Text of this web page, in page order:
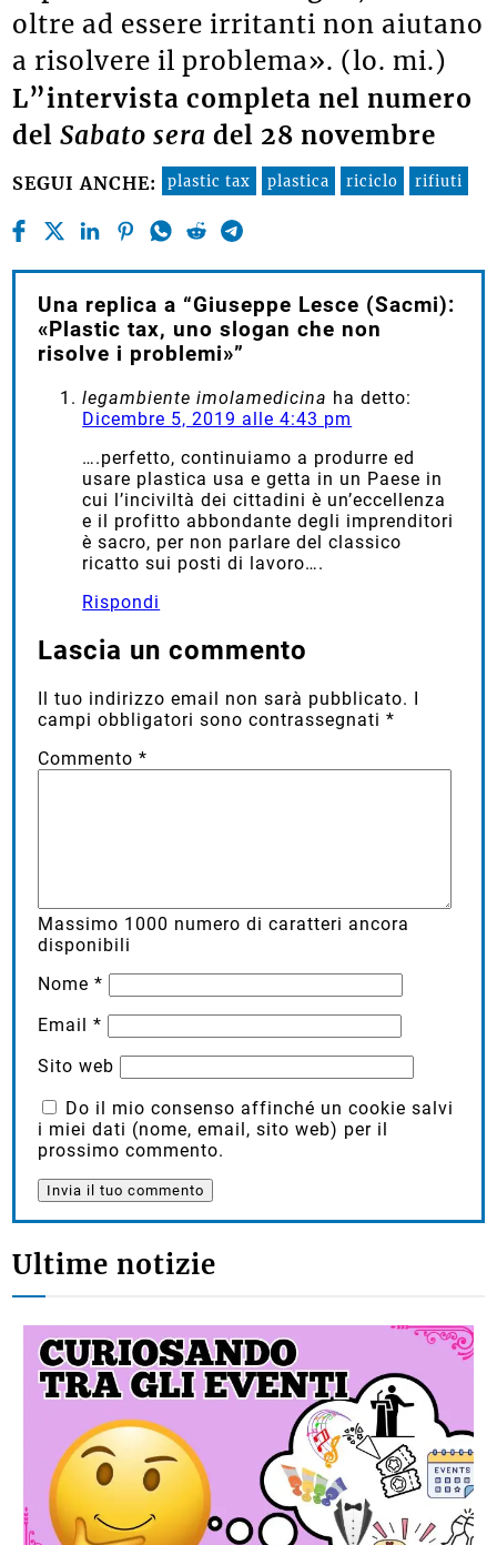
aspetti e non usare slogan, che
oltre ad essere irritanti non aiutano
a risolvere il problema». (lo. mi.)
L”intervista completa nel numero
plastic tax plastica riciclo rifiuti
Una replica a “Giuseppe Lesce (Sacmi):
«Plastic tax, uno slogan che non
legambiente imolamedicina ha detto:
….perfetto, continuiamo a produrre ed
usare plastica usa e getta in un Paese in
cui l’inciviltà dei cittadini è un’eccellenza
e il profitto abbondante degli imprenditori
è sacro, per non parlare del classico
Il tuo indirizzo email non sarà pubblicato.
Massimo1000
Do il mio consenso affinché un cookie salvi
i miei dati (nome, email, sito web) per il
Ultime notizie